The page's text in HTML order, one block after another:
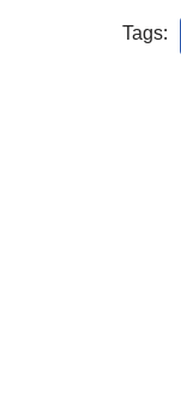
Tags: